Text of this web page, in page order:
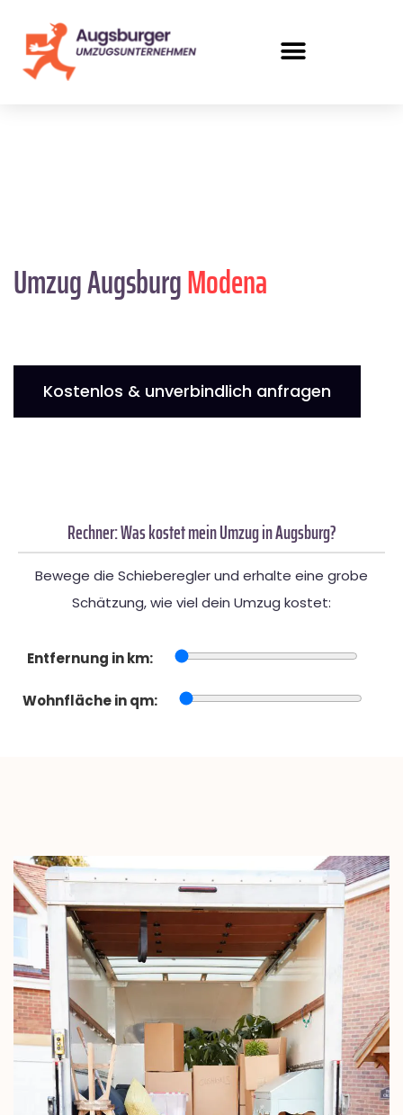
Umzug AugsburgModena
Kostenlos & unverbindlich anfragen
Rechner: Was kostet mein Umzug in Augsburg?
Bewege die Schieberegler und erhalte eine grobe
Schätzung, wie viel dein Umzug kostet:
Entfernung in km:
Wohnfläche in qm: